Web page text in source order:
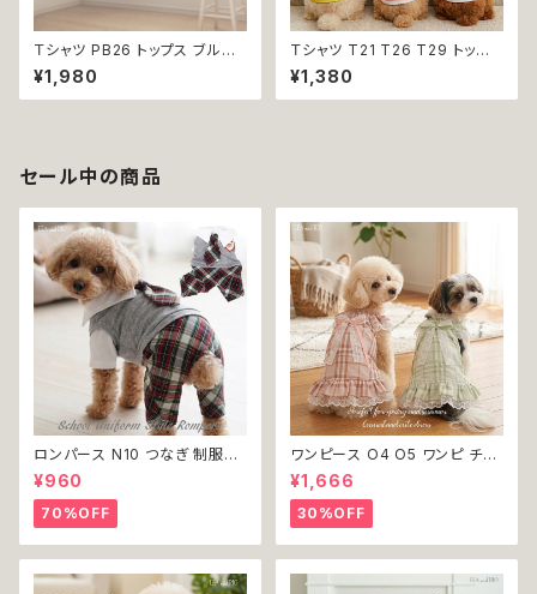
Ｔシャツ PB26 トップス ブルー
野球 くま ドックウェア 小型犬
犬 猫 dog cat ペット 服 犬服
返品交換不可
¥1,980
Ｔシャツ T21 T26 T29 トップ
ス ノースリーブ メッシュ 夏 蒸
れにくい 犬 猫 ペット 犬の服 猫
の服 犬服 猫服 返品交換不可
¥1,380
セール中の商品
ロンパース N10 つなぎ 制服風
チェック柄 グレー 灰色 コスチュ
ーム コスプレ ドッグウェア dog
犬 猫 ペット 服 犬服 洋服 オシ
ャレ かわいい 小型犬 返品交換
不可
¥960
70%OFF
ワンピース O4 O5 ワンピ チェ
ック プリーツ レース 女の子 犬
犬服 小型 猫 服 洋服 ペット do
g ドッグウェア おしゃれ かわい
い 返品交換不可
¥1,666
30%OFF